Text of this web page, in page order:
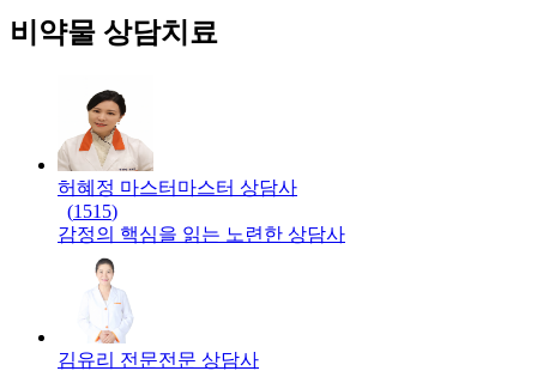
비약물 상담치료
허혜정 마스터 마스터 상담사
(1515)
감정의 핵심을 읽는 노련한 상담사
김유리 전문전문 상담사